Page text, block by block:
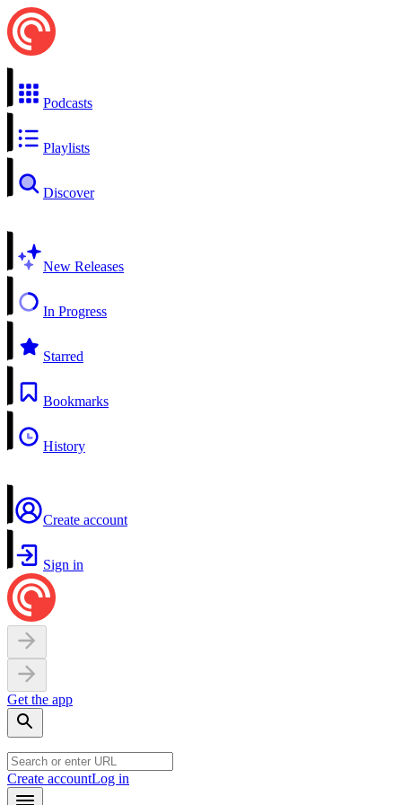
Podcasts
Playlists
Discover
New Releases
In Progress
Starred
Bookmarks
History
Create account
Sign in
Get the app
Create accountLog in